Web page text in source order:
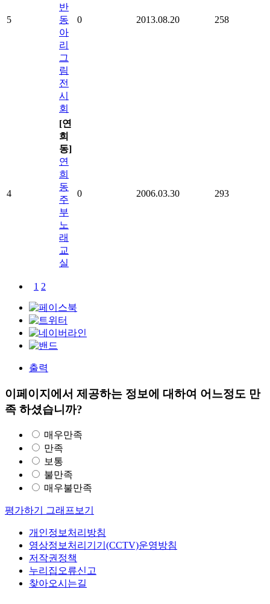
5
반
동
아
리
그
림
전
시
회
0 2013.08.20 258
4
[연
희
동]
연
희
동
주
부
노
래
교
실
0 2006.03.30 293
1 2
출력
이페이지에서 제공하는 정보에 대하여 어느정도 만
족 하셨습니까?
매우만족
만족
보통
불만족
매우불만족
평가하기 그래프보기
개인정보처리방침
영상정보처리기기(CCTV)운영방침
저작권정책
누리집오류신고
찾아오시는길